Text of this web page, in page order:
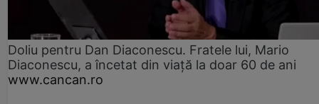
Doliu pentru Dan Diaconescu. Fratele lui, Mario
Diaconescu, a încetat din viață la doar 60 de ani
www.cancan.ro